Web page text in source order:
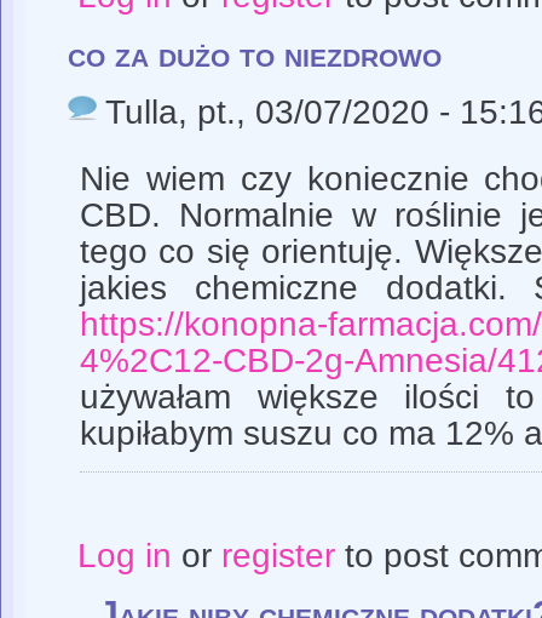
co za dużo to niezdrowo
Tulla, pt., 03/07/2020 -
Nie wiem czy koniecznie
CBD. Normalnie w roślinie
tego co się orientuję.
jakies chemiczne dodatki.
https://konopna-
4%2C12-CBD-2g-Amnesia/
używałam większe ilości
kupiłabym suszu co ma 12%
Log in or registerto post